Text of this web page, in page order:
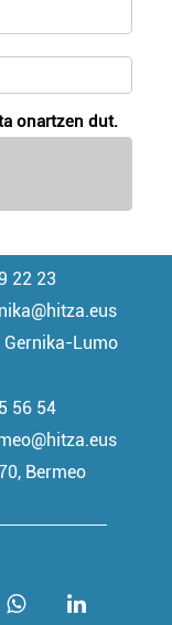
onartzen dut.
22 23
Lumo
56 54
Bermeo